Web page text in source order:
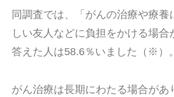
同調査では、「がんの治療や療養
しい友人などに負担をかける場合
答えた人は58.6％いました（※）。
がん治療は長期にわたる場合があ